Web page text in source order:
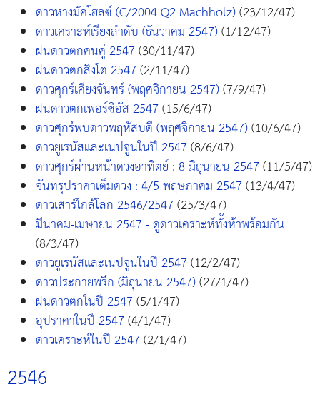
ดาวหางมัคโฮลซ์ (C/2004 Q2 Machholz)(23/12/47)
ดาวเคราะห์เรียงลำดับ (ธันวาคม 2547)(1/12/47)
ฝนดาวตกคนคู่ 2547(30/11/47)
ฝนดาวตกสิงโต 2547(2/11/47)
ดาวศุกร์เคียงจันทร์ (พฤศจิกายน 2547)(7/9/47)
ฝนดาวตกเพอร์ซิอัส 2547(15/6/47)
ดาวศุกร์พบดาวพฤหัสบดี (พฤศจิกายน 2547)(10/6/47)
ดาวยูเรนัสและเนปจูนในปี 2547(8/6/47)
ดาวศุกร์ผ่านหน้าดวงอาทิตย์ : 8 มิถุนายน 2547(11/5/47)
จันทรุปราคาเต็มดวง : 4/5 พฤษภาคม 2547(13/4/47)
ดาวเสาร์ใกล้โลก 2546/2547(25/3/47)
มีนาคม-เมษายน 2547 - ดูดาวเคราะห์ทั้งห้าพร้อมกัน
(8/3/47)
ดาวยูเรนัสและเนปจูนในปี 2547(12/2/47)
ดาวประกายพรึก (มิถุนายน 2547)(27/1/47)
ฝนดาวตกในปี 2547(5/1/47)
อุปราคาในปี 2547(4/1/47)
ดาวเคราะห์ในปี 2547(2/1/47)
2546